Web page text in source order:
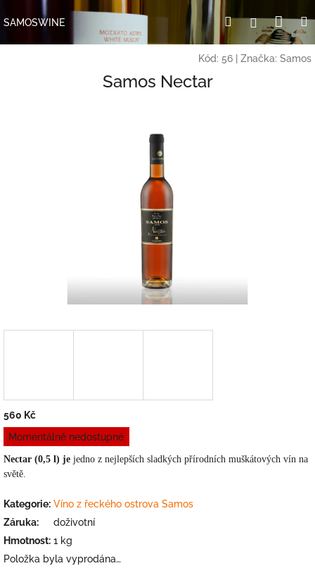
naSAMOSWINE HledatPřihlášení
Kód: 56 Značka: Samos
Samos Nectar
560 Kč
Měrná
cena:
Momentálně nedostupné
Nectar (0,5 l) je jedno z nejlepších sladkých přírodních muškátových vín na
světě.
Kategorie: Víno z řeckého ostrova Samos
Záruka:
doživotní
Hmotnost: 1 kg
Položka byla vyprodána…